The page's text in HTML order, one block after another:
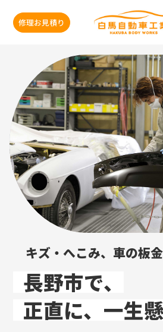
修理お見積り
キズ・へこみ、車の板
長野市で、
正直に、一生懸